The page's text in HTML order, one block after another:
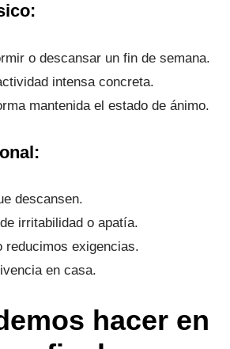
o descansar un fin de semana.
intensa concreta.
mantenida el estado de ánimo.
descansen.
irritabilidad o apatía.
reducimos exigencias.
en casa.
hacer en